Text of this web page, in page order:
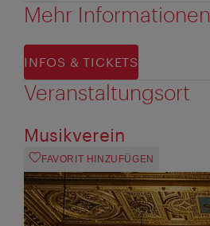
Mehr Informationen
INFOS & TICKETS
Veranstaltungsort
Musikverein
FAVORIT HINZUFÜGEN